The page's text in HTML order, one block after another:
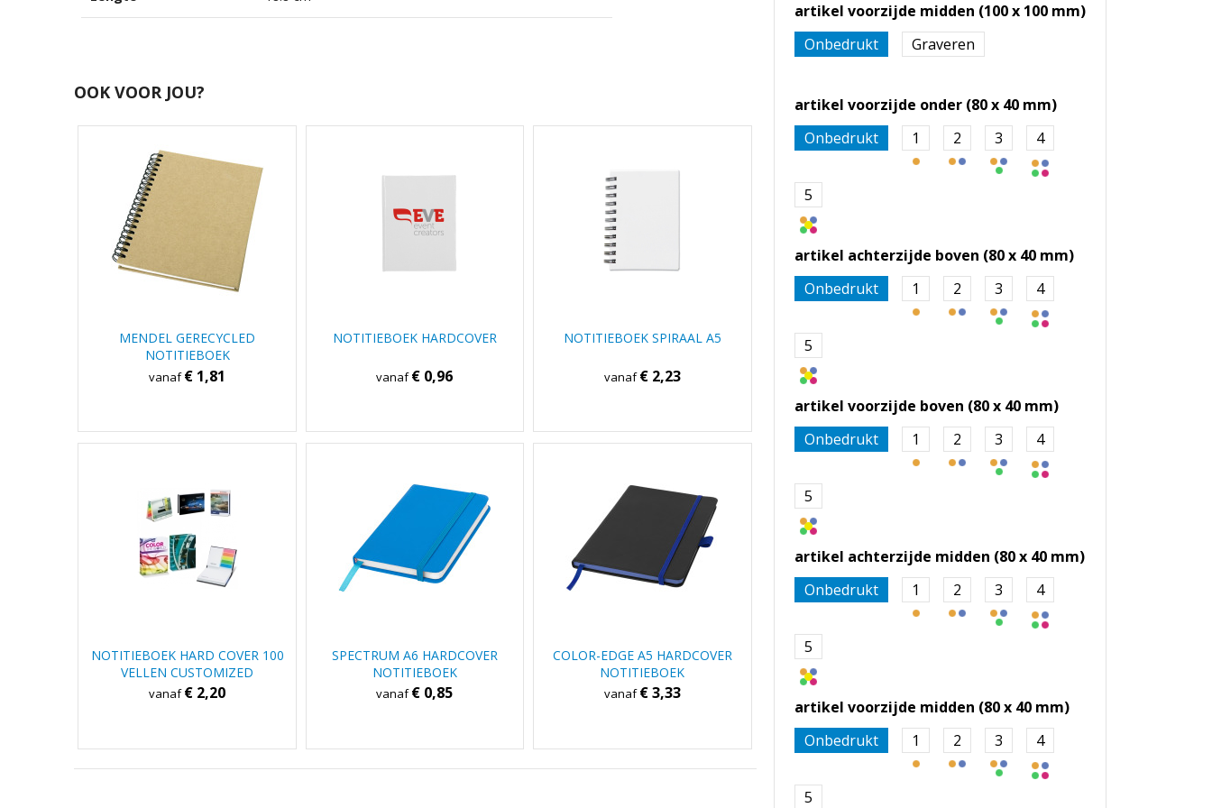
artikel voorzijde midden (100 x 100 mm)
Onbedrukt
Graveren
artikel voorzijde onder (80 x 40 mm)
Onbedrukt
1 2 3 4
5
artikel achterzijde boven (80 x 40 mm)
Onbedrukt
1 2 3 4
5
artikel voorzijde boven (80 x 40 mm)
Onbedrukt
1 2 3 4
5
artikel achterzijde midden (80 x 40 mm)
Onbedrukt
1 2 3 4
5
artikel voorzijde midden (80 x 40 mm)
Onbedrukt
1 2 3 4
5
OOK VOOR JOU?
MENDEL GERECYCLED
NOTITIEBOEK
vanaf€ 1,81
NOTITIEBOEK HARDCOVER
vanaf€ 0,96
NOTITIEBOEK SPIRAAL A5
vanaf€ 2,23
NOTITIEBOEK HARD COVER 100
VELLEN CUSTOMIZED
vanaf€ 2,20
SPECTRUM A6 HARDCOVER
NOTITIEBOEK
vanaf€ 0,85
COLOR-EDGE A5 HARDCOVER
NOTITIEBOEK
vanaf€ 3,33